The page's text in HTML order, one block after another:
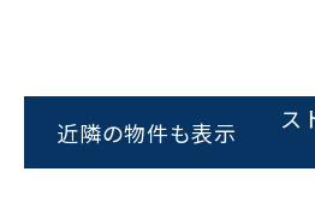
スムーズにご案内
0120-
近隣の物件も表示
ス